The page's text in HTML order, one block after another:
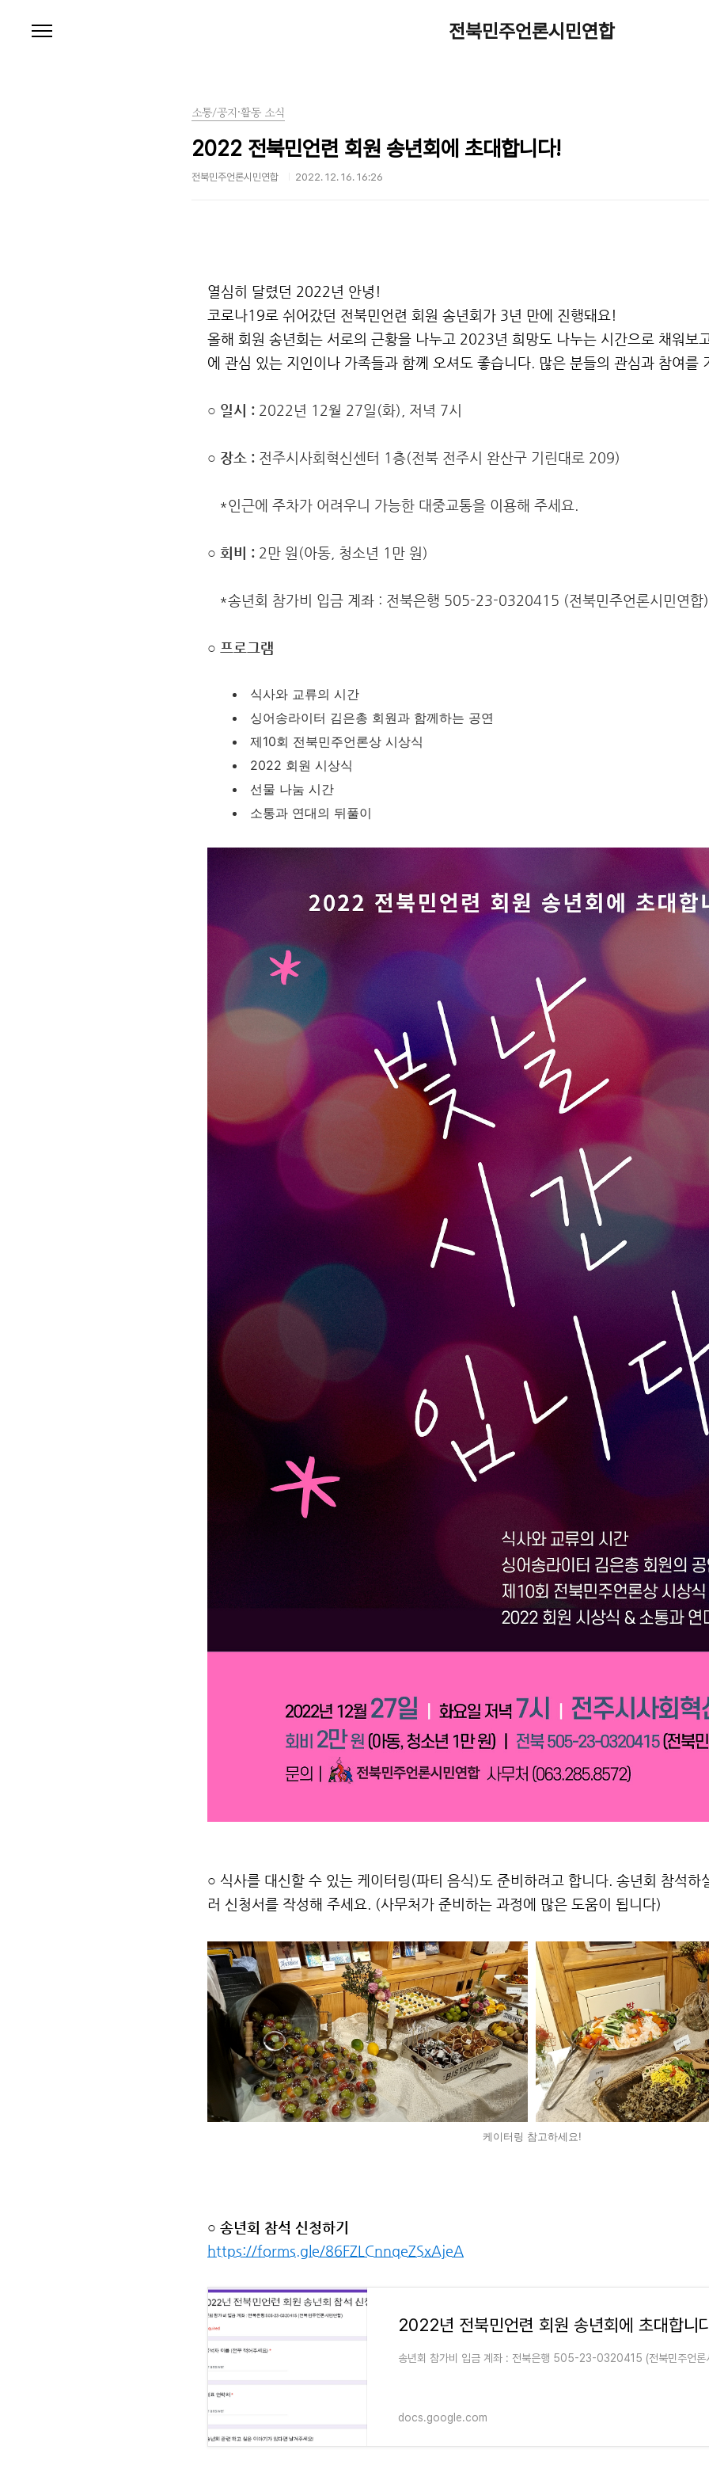
전북민주언론시민연합
소통/공지·활동 소식
2022 전북민언련 회원 송년회에 초대합니다!
전북민주언론시민연합 2022. 12. 16. 16:26
열심히 달렸던 2022년 안녕!
코로나19로 쉬어갔던 전북민언련 회원 송년회가 3년 만에 진행돼요!
올해 회원 송년회는 서로의 근황을 나누고 2023년 희망도 나누는 시간으로 채워보
에 관심 있는 지인이나 가족들과 함께 오셔도 좋습니다. 많은 분들의 관심과 참여를
○ 일시 : 2022년 12월 27일(화), 저녁 7시
○ 장소 : 전주시사회혁신센터 1층(전북 전주시 완산구 기린대로 209)
*인근에 주차가 어려우니 가능한 대중교통을 이용해 주세요.
○ 회비 : 2만 원(아동, 청소년 1만 원)
*송년회 참가비 입금 계좌 : 전북은행 505-23-0320415 (전북민주언론시민연합)
○ 프로그램
식사와 교류의 시간
싱어송라이터 김은총 회원과 함께하는 공연
제10회 전북민주언론상 시상식
2022 회원 시상식
선물 나눔 시간
소통과 연대의 뒤풀이
○ 식사를 대신할 수 있는 케이터링(파티 음식)도 준비하려고 합니다. 송년회 참석하
러 신청서를 작성해 주세요. (사무처가 준비하는 과정에 많은 도움이 됩니다)
케이터링 참고하세요!
○ 송년회 참석 신청하기
https://forms.gle/86FZLCnnqeZSxAjeA
2022년 전북민언련 회원 송년회에 초대합니
송년회 참가비 입금 계좌 : 전북은행 505-23-0320415 (전북민주언론
docs.google.com